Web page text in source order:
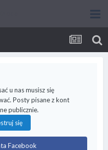
u nas musisz się
Posty pisane z kont
publicznie.
się
Facebook